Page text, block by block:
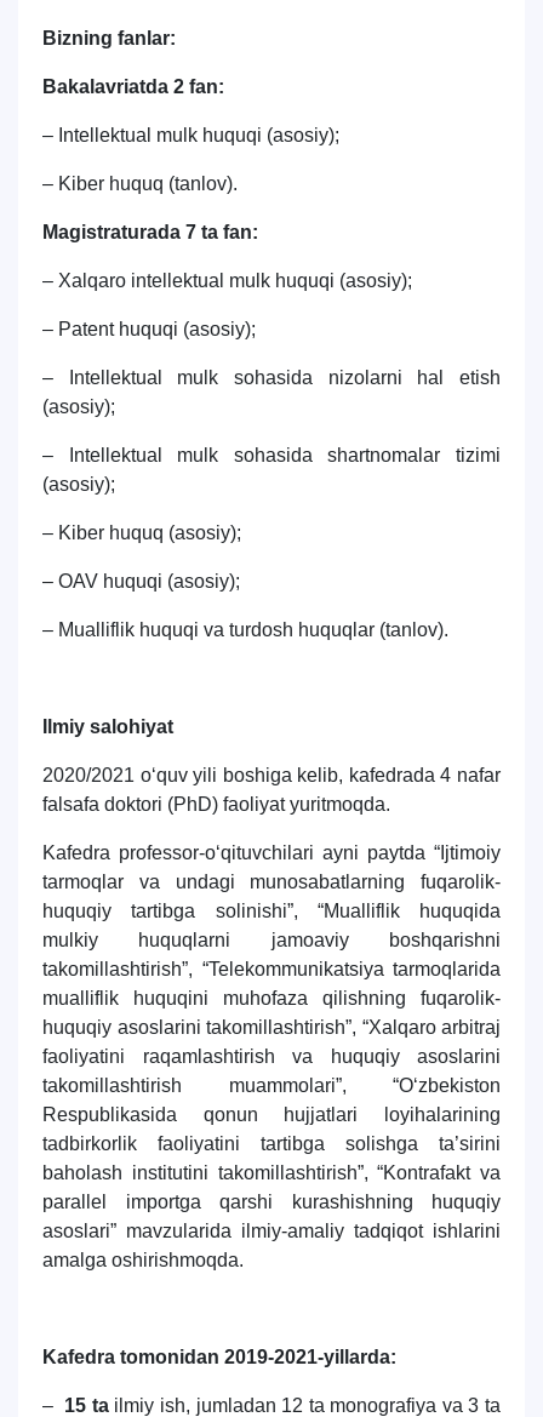
Bizning fanlar:
Bakalavriatda 2 fan:
– Intellektual mulk huquqi (asosiy);
– Kiber huquq (tanlov).
Magistraturada 7 ta fan:
– Xalqaro intellektual mulk huquqi (asosiy);
– Patent huquqi (asosiy);
– Intellektual mulk sohasida nizolarni hal etish
(asosiy);
– Intellektual mulk sohasida shartnomalar tizimi
(asosiy);
– Kiber huquq (asosiy);
– OAV huquqi (asosiy);
– Mualliflik huquqi va turdosh huquqlar (tanlov).
Ilmiy salohiyat
2020/2021 o‘quv yili boshiga kelib, kafedrada 4 nafar
falsafa doktori (PhD) faoliyat yuritmoqda.
Kafedra professor-o‘qituvchilari ayni paytda “Ijtimoiy
tarmoqlar va undagi munosabatlarning fuqarolik-
huquqiy tartibga solinishi”, “Mualliflik huquqida
mulkiy huquqlarni jamoaviy boshqarishni
takomillashtirish”, “Telekommunikatsiya tarmoqlarida
mualliflik huquqini muhofaza qilishning fuqarolik-
huquqiy asoslarini takomillashtirish”, “Xalqaro arbitraj
faoliyatini raqamlashtirish va huquqiy asoslarini
takomillashtirish muammolari”, “O‘zbekiston
Respublikasida qonun hujjatlari loyihalarining
tadbirkorlik faoliyatini tartibga solishga ta’sirini
baholash institutini takomillashtirish”, “Kontrafakt va
parallel importga qarshi kurashishning huquqiy
asoslari” mavzularida ilmiy-amaliy tadqiqot ishlarini
amalga oshirishmoqda.
Kafedra tomonidan 2019-2021-yillarda:
– 15 tailmiy ish, jumladan 12 ta monografiya va 3 ta